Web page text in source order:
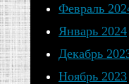
Февраль
Январь 2024
Декабрь
Ноябрь 2023